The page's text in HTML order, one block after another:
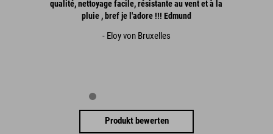
qualité, nettoyage facile, résistante au vent et à la
pluie , bref je l'adore !!! Edmund
- Eloy von Bruxelles
Produkt bewerten